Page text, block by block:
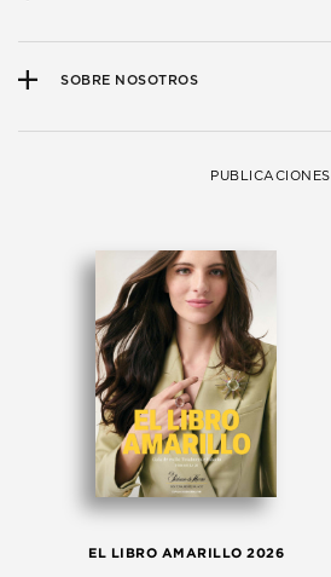
SOBRE NOSOTROS
PUBLICACIONES
EL LIBRO AMARILLO 2026